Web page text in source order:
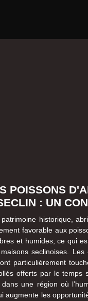
POISSONS
: UN
historique,
favorable aux
et humides, ce qui
seclinoises.
particulièrement
offerts par le temps
une région où
augmente les